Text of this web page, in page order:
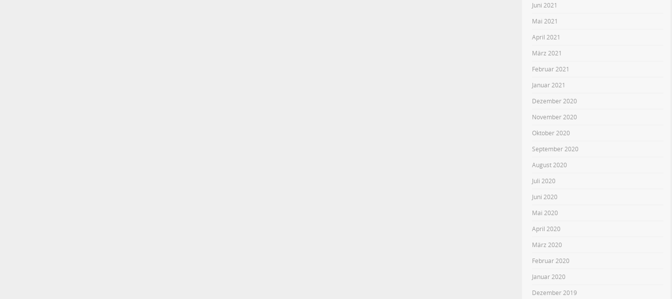
Juni 2021
Mai 2021
April 2021
März 2021
Februar 2021
Januar 2021
Dezember 2020
November 2020
Oktober 2020
September 2020
August 2020
Juli 2020
Juni 2020
Mai 2020
April 2020
März 2020
Februar 2020
Januar 2020
Dezember 2019